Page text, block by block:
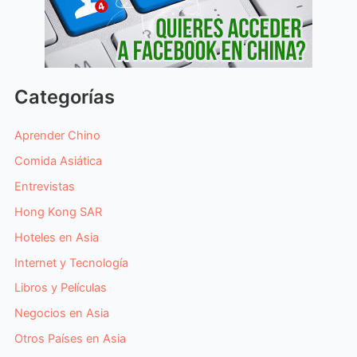
Categorías
Aprender Chino
Comida Asiática
Entrevistas
Hong Kong SAR
Hoteles en Asia
Internet y Tecnología
Libros y Películas
Negocios en Asia
Otros Países en Asia